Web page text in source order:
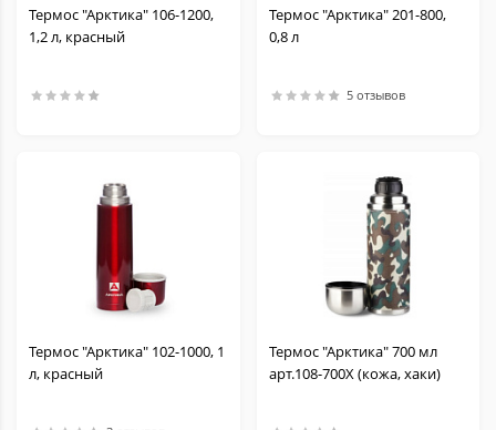
Термос "Арктика" 106-1200,
1,2 л, красный
Термос "Арктика" 201-800,
0,8 л
5 отзывов
Термос "Арктика" 102-1000, 1
л, красный
Термос "Арктика" 700 мл
арт.108-700Х (кожа, хаки)